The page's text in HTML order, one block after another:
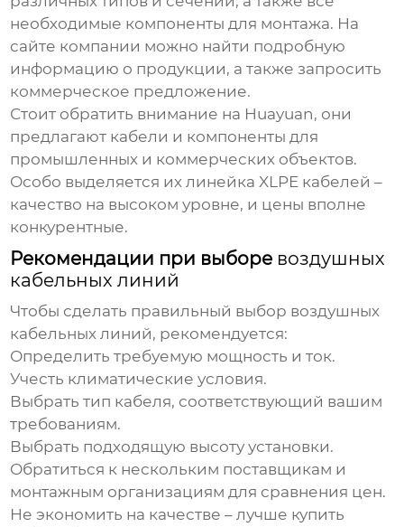
необходимые компоненты для монтажа. На
сайте компании можно найти подробную
информацию о продукции, а также запросить
коммерческое предложение.
Стоит обратить внимание на Huayuan, они
предлагают кабели и компоненты для
промышленных и коммерческих объектов.
Особо выделяется их линейка XLPE кабелей –
качество на высоком уровне, и цены вполне
конкурентные.
Рекомендации при выборе воздушных
кабельных линий
Чтобы сделать правильный выбор воздушных
кабельных линий, рекомендуется:
Определить требуемую мощность и ток.
Учесть климатические условия.
Выбрать тип кабеля, соответствующий вашим
требованиям.
Выбрать подходящую высоту установки.
Обратиться к нескольким поставщикам и
монтажным организациям для сравнения цен.
Не экономить на качестве – лучше купить